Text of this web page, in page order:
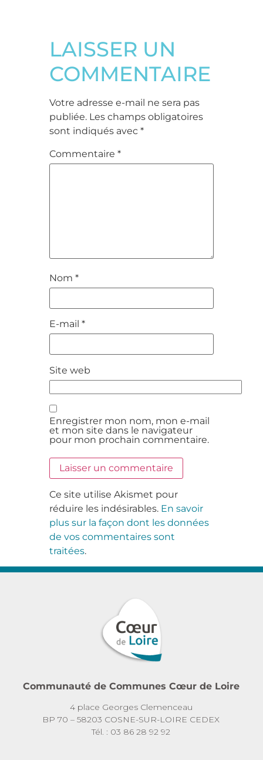
LAISSER UN
COMMENTAIRE
Votre adresse e-mail ne sera pas
publiée. Les champs obligatoires
sont indiqués avec *
Commentaire *
Nom *
E-mail *
Site web
Enregistrer mon nom, mon e-mail
et mon site dans le navigateur
pour mon prochain commentaire.
Ce site utilise Akismet pour
réduire les indésirables. En savoir
plus sur la façon dont les données
de vos commentaires sont
traitées.
Communauté de Communes Cœur de Loire
4 place Georges Clemenceau
BP 70 – 58203 COSNE-SUR-LOIRE CEDEX
Tél. : 03 86 28 92 92